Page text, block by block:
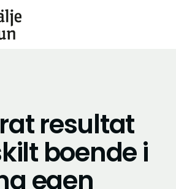
resultat
boende i
egen